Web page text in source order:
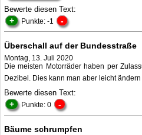
Bewerte diesen Text:
+ Punkte: -1 -
Überschall auf der Bundesstraße
Montag, 13. Juli 2020
Die meisten Motorräder haben per
Dezibel. Dies kann man aber leicht
Bewerte diesen Text:
+ Punkte: 0 -
Bäume schrumpfen